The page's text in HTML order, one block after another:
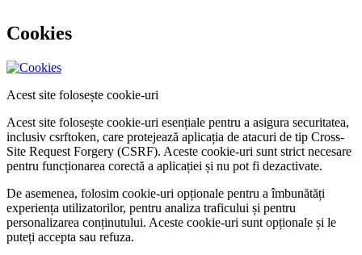
Cookies
Acest site folosește cookie-uri
Acest site folosește cookie-uri esențiale pentru a asigura securitatea,
inclusiv csrftoken, care protejează aplicația de atacuri de tip Cross-
Site Request Forgery (CSRF). Aceste cookie-uri sunt strict necesare
pentru funcționarea corectă a aplicației și nu pot fi dezactivate.
De asemenea, folosim cookie-uri opționale pentru a îmbunătăți
experiența utilizatorilor, pentru analiza traficului și pentru
personalizarea conținutului. Aceste cookie-uri sunt opționale și le
puteți accepta sau refuza.